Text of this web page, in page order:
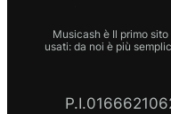
Musicash è Il primo
usati: da noi è più